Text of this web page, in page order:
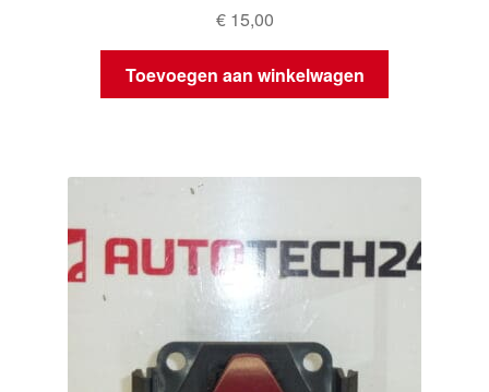
€15,00
Toevoegen aan winkelwagen